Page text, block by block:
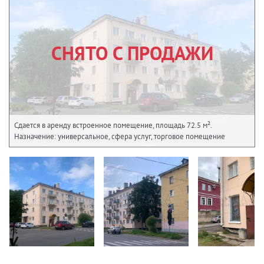
СНЯТО С ПРОДАЖИ
Сдается в аренду встроенное помещение, площадь 72.5 м².
Назначение: универсальное, сфера услуг, торговое помещение